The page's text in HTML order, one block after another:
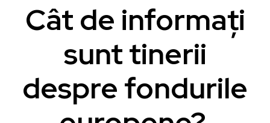
Cât de informați
sunt tinerii
despre fondurile